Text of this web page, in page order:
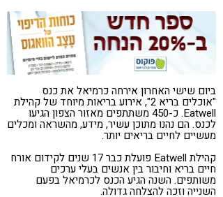
ביום שישי האחרון אירחה כרמיאל את כנס
"אוכלים בריא 2", אירוע בריאות מיוחד של קהילת
Eatwell. כ-450 משתתפים מאזור הצפון הגיעו
לכנס. הם נהנו מתוכן עשיר, מידע, מהשראה ומכלים
מעשיים לחיים בריאים יותר.
קהילת Eatwell פועלת כבר 17 שנים לקידום אורח
חיים בריא וחיבור בין אנשים בעלי ערכים
משותפים. השנה הגיע הכנס לכרמיאל בפעם
השנייה וזכה להצלחה גדולה.